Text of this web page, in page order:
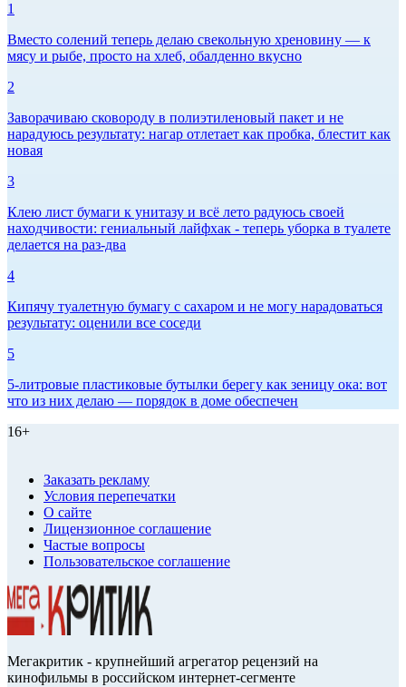
1
Вместо солений теперь делаю свекольную хреновину — к
мясу и рыбе, просто на хлеб, обалденно вкусно
2
Заворачиваю сковороду в полиэтиленовый пакет и не
нарадуюсь результату: нагар отлетает как пробка, блестит как
новая
3
Клею лист бумаги к унитазу и всё лето радуюсь своей
находчивости: гениальный лайфхак - теперь уборка в туалете
делается на раз-два
4
Кипячу туалетную бумагу с сахаром и не могу нарадоваться
результату: оценили все соседи
5
5-литровые пластиковые бутылки берегу как зеницу ока: вот
что из них делаю — порядок в доме обеспечен
16+
Заказать рекламу
Условия перепечатки
О сайте
Лицензионное соглашение
Частые вопросы
Пользовательское соглашение
Мегакритик - крупнейший агрегатор рецензий на
кинофильмы в российском интернет-сегменте